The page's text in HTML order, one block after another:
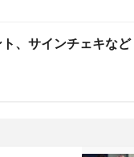
、サインチェキなど